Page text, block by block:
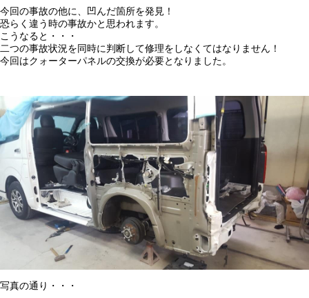
今回の事故の他に、凹んだ箇所を発見！
恐らく違う時の事故かと思われます。
こうなると・・・
二つの事故状況を同時に判断して修理をしなくてはなりません！
今回はクォーターパネルの交換が必要となりました。
写真の通り・・・